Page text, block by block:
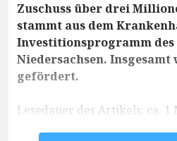
Zuschuss über drei
stammt aus dem
Investitionsprogramm des
Niedersachsen. Insgesamt
gefördert.
Lesedauer des Artikels: ca. 1